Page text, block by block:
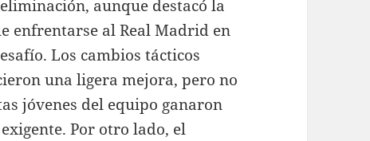
aunque destacó la
enfrentarse al Real Madrid en
Los cambios tácticos
una ligera mejora, pero no
jóvenes del equipo ganaron
Por otro lado, el